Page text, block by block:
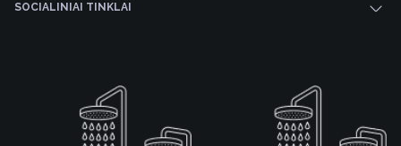
SOCIALINIAI TINKLAI